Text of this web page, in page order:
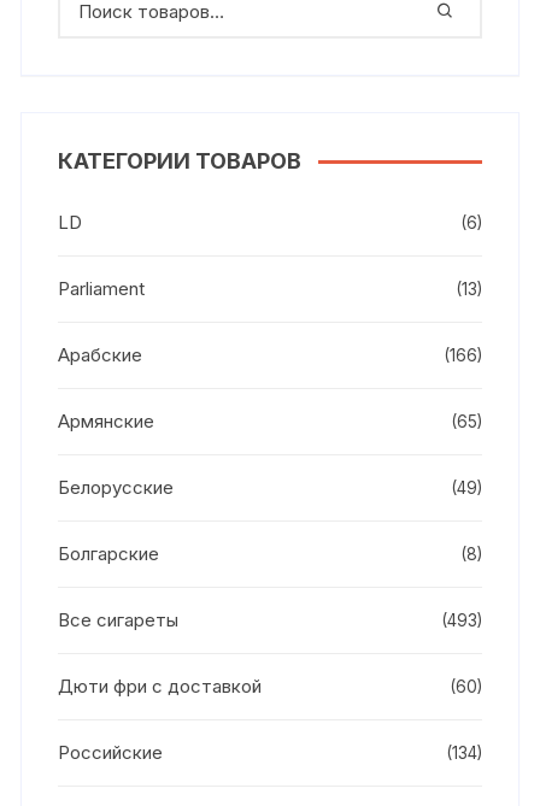
КАТЕГОРИИ ТОВАРОВ
LD (6)
Parliament (13)
Арабские (166)
Армянские (65)
Белорусские (49)
Болгарские (8)
Все сигареты (493)
Дюти фри с доставкой (60)
Российские (134)